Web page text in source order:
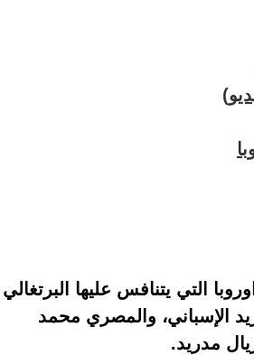
التي يتنافس عليها البرتغالي
الإسباني، والمصري محمد
مدريد.